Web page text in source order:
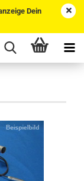
Dein